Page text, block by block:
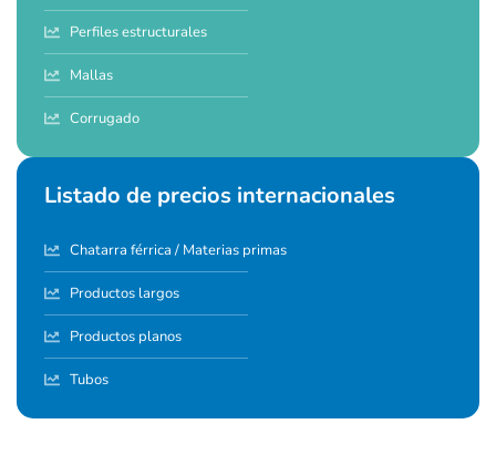
Perfiles estructurales
Mallas
Corrugado
Listado de precios internacionales
Chatarra férrica / Materias primas
Productos largos
Productos planos
Tubos